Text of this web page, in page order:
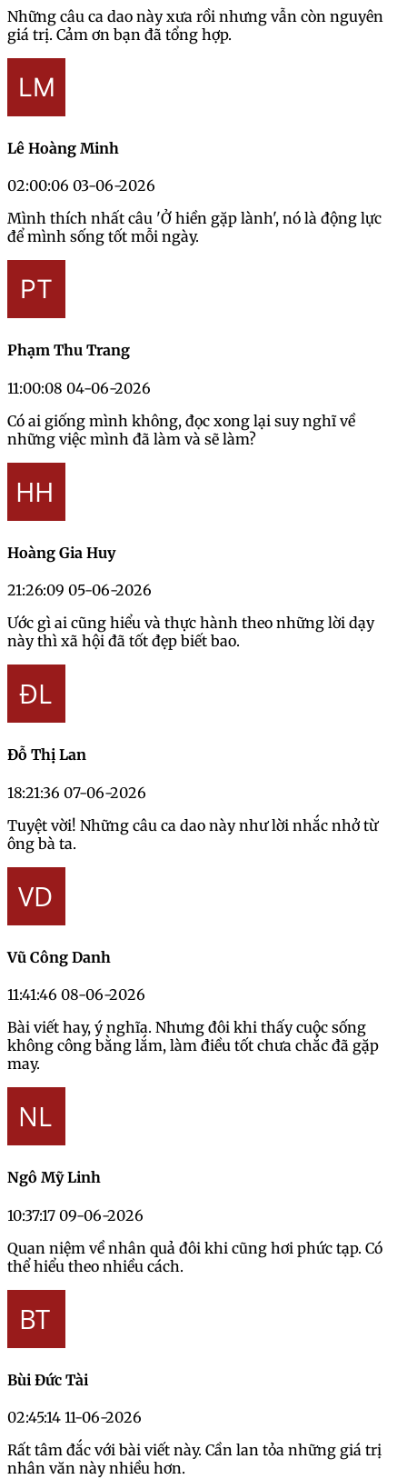
Những câu ca dao này xưa rồi nhưng vẫn còn nguyên
giá trị. Cảm ơn bạn đã tổng hợp.
Lê Hoàng Minh
02:00:06 03-06-2026
Mình thích nhất câu 'Ở hiền gặp lành', nó là động lực
để mình sống tốt mỗi ngày.
Phạm Thu Trang
11:00:08 04-06-2026
Có ai giống mình không, đọc xong lại suy nghĩ về
những việc mình đã làm và sẽ làm?
Hoàng Gia Huy
21:26:09 05-06-2026
Ước gì ai cũng hiểu và thực hành theo những lời dạy
này thì xã hội đã tốt đẹp biết bao.
Đỗ Thị Lan
18:21:36 07-06-2026
Tuyệt vời! Những câu ca dao này như lời nhắc nhở từ
ông bà ta.
Vũ Công Danh
11:41:46 08-06-2026
Bài viết hay, ý nghĩa. Nhưng đôi khi thấy cuộc sống
không công bằng lắm, làm điều tốt chưa chắc đã gặp
may.
Ngô Mỹ Linh
10:37:17 09-06-2026
Quan niệm về nhân quả đôi khi cũng hơi phức tạp. Có
thể hiểu theo nhiều cách.
Bùi Đức Tài
02:45:14 11-06-2026
Rất tâm đắc với bài viết này. Cần lan tỏa những giá trị
nhân văn này nhiều hơn.